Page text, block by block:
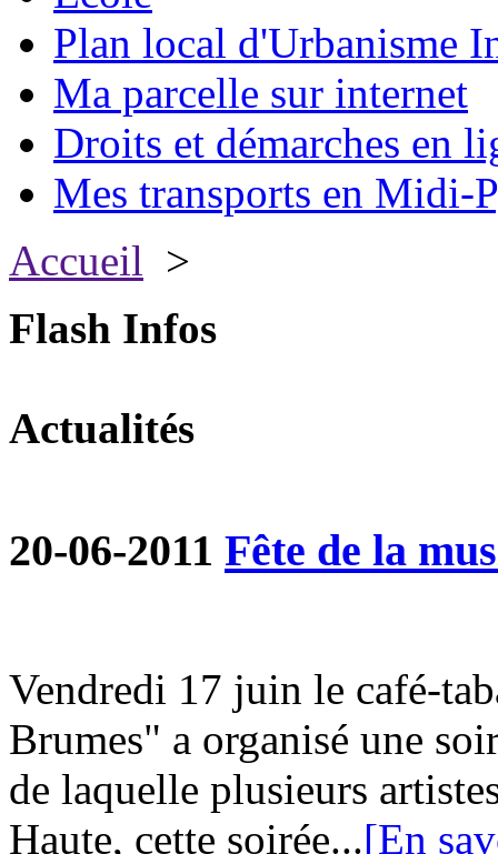
Plan local d'Urbanisme
Ma parcelle sur internet
Droits et démarches en
Mes transports en Midi-
Accueil >
Flash Infos
Actualités
20-06-2011 Fête de la
Vendredi 17 juin le café-
Brumes" a organisé une
de laquelle plusieurs
Haute, cette soirée...[En